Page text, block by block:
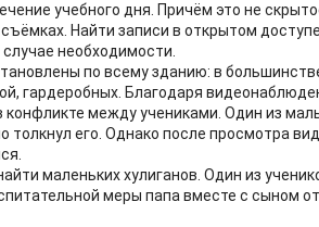
учебного дня. Причём это не
Найти записи в открытом
необходимости.
по всему зданию: в
гардеробных. Благодаря
конфликте между учениками. Один из
толкнул его. Однако после просмотра
маленьких хулиганов. Один из
меры папа вместе с сыном